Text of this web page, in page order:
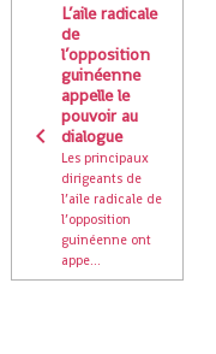
L’aile radicale
de
l’opposition
guinéenne
appelle le
pouvoir au
dialogue
Les principaux
dirigeants de
l’aile radicale de
l’opposition
guinéenne ont
appe...